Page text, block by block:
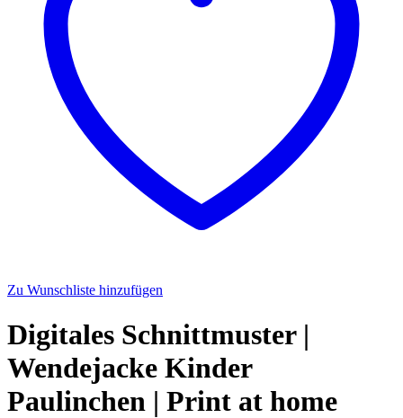
Zu Wunschliste hinzufügen
Digitales Schnittmuster |
Wendejacke Kinder
Paulinchen | Print at home